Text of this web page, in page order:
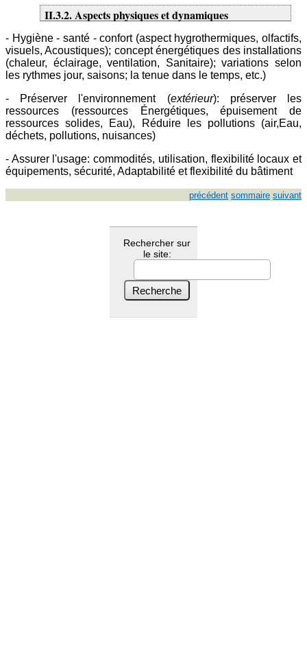
II.3.2. Aspects physiques et dynamiques
- Hygiène - santé - confort (aspect hygrothermiques, olfactifs,
visuels, Acoustiques); concept énergétiques des installations
(chaleur, éclairage, ventilation, Sanitaire); variations selon
les rythmes jour, saisons; la tenue dans le temps, etc.)
- Préserver l'environnement (extérieur): préserver les
ressources (ressources Énergétiques, épuisement de
ressources solides, Eau), Réduire les pollutions (air,Eau,
déchets, pollutions, nuisances)
- Assurer l'usage: commodités, utilisation, flexibilité locaux et
équipements, sécurité, Adaptabilité et flexibilité du bâtiment
précédent sommaire suivant
Rechercher sur
le site: